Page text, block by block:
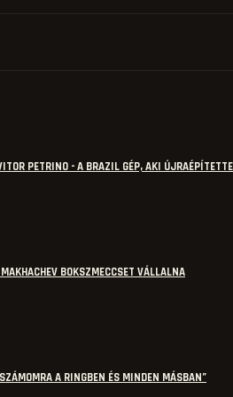
PETRINO - A BRAZIL GÉP, AKI
BOKSZMECCSET VÁLLALNA
A RINGBEN ÉS MINDEN MÁSBAN”